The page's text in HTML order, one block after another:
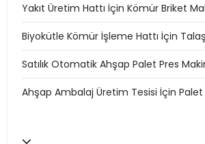
Yakıt Üretim Hattı İçin Kömür Briket
Biyokütle Kömür İşleme Hattı İçin
Satılık Otomatik Ahşap Palet Pres
Ahşap Ambalaj Üretim Tesisi İçin Palet